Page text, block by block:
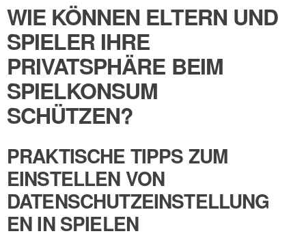
WIE KÖNNEN ELTERN UND
SPIELER IHRE
PRIVATSPHÄRE BEIM
SPIELKONSUM
SCHÜTZEN?
PRAKTISCHE TIPPS ZUM
EINSTELLEN VON
DATENSCHUTZEINSTELLUNG
EN IN SPIELEN